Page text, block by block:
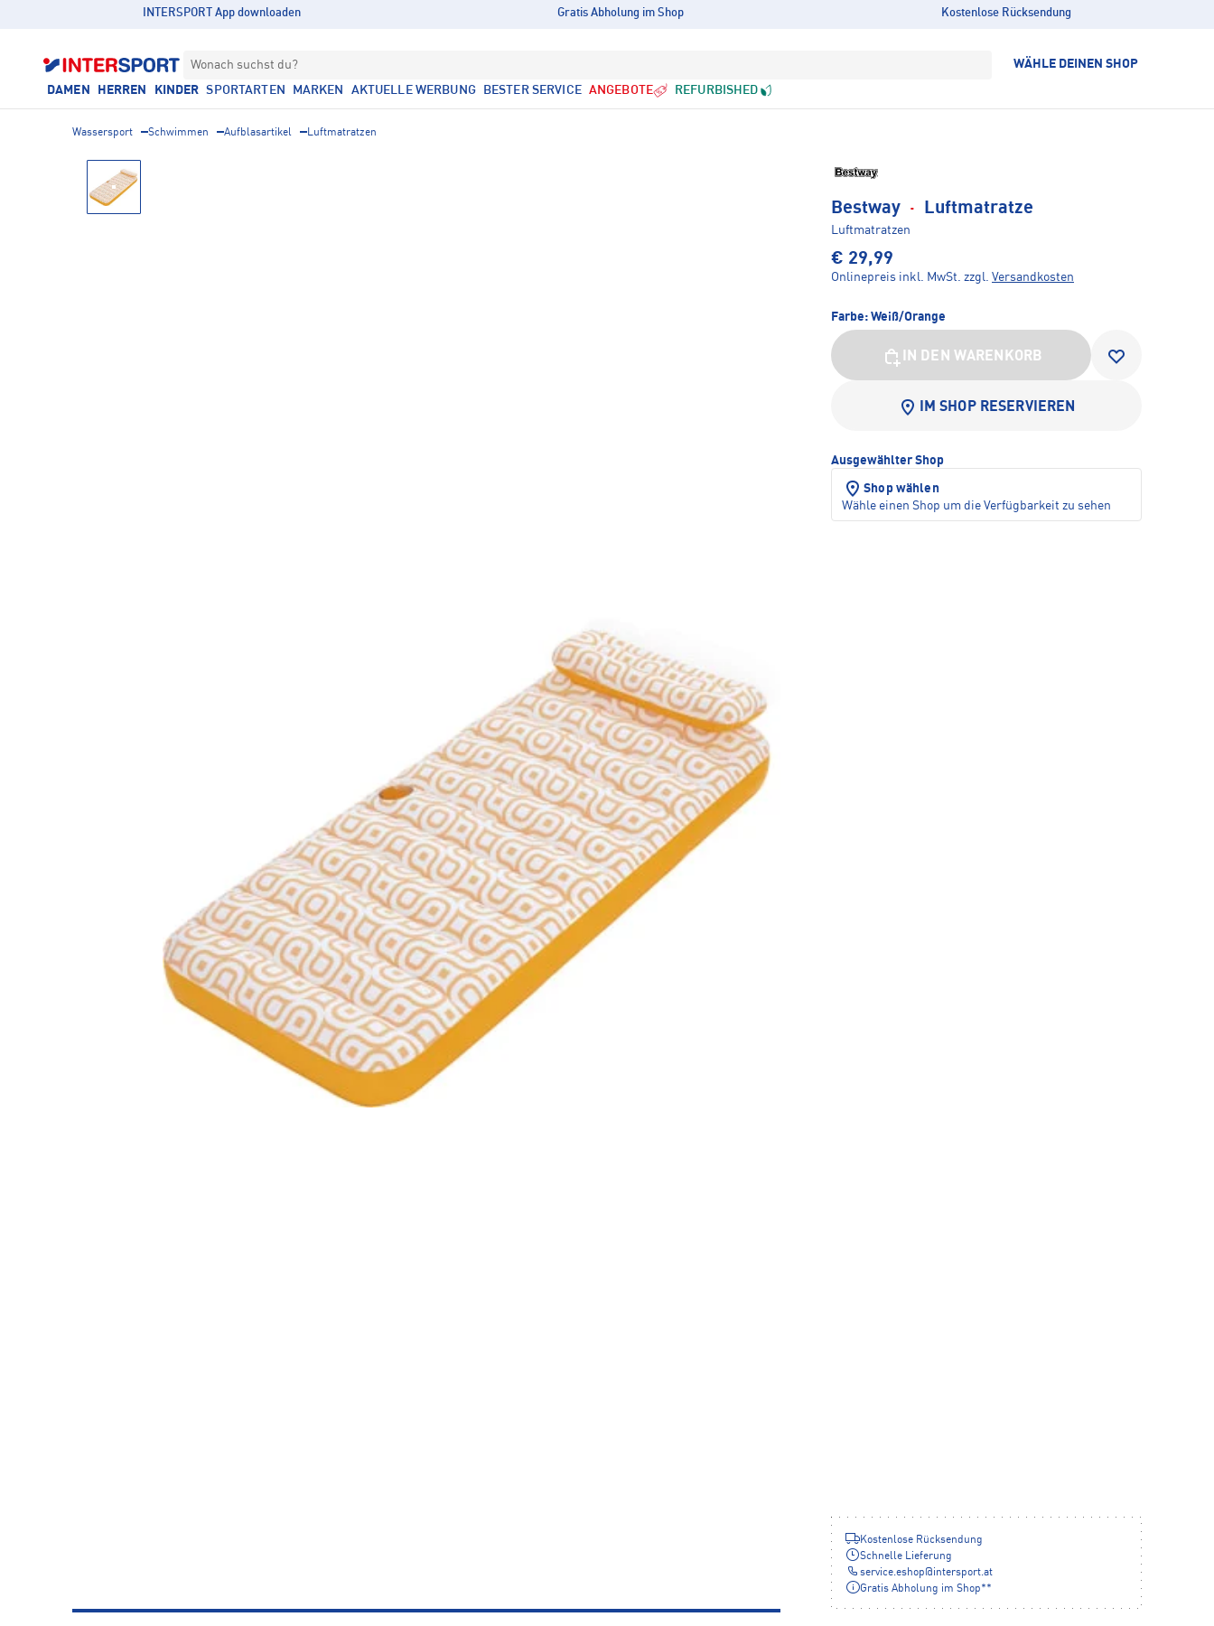
INTERSPORT App downloaden Gratis Abholung im Shop Kostenlose Rücksendung
Wonach suchst du? WÄHLE DEINEN SHOP
DAMEN HERREN KINDER SPORTARTEN MARKEN AKTUELLE WERBUNG BESTER SERVICE ANGEBOTE REFURBISHED
Wassersport Schwimmen Aufblasartikel Luftmatratzen
Bestway · Luftmatratze
Luftmatratzen
€ 29,99
Onlinepreis inkl. MwSt. zzgl. Versandkosten
Farbe: Weiß/Orange
IN DEN WARENKORB
IM SHOP RESERVIEREN
Ausgewählter Shop
Shop wählen
Wähle einen Shop um die Verfügbarkeit zu sehen
Kostenlose Rücksendung
Schnelle Lieferung
service.eshop@intersport.at
Gratis Abholung im Shop**